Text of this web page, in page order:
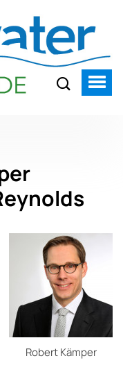
Robert Kämper